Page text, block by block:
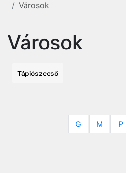
Városok
Városok
Tápiószecső
G M P